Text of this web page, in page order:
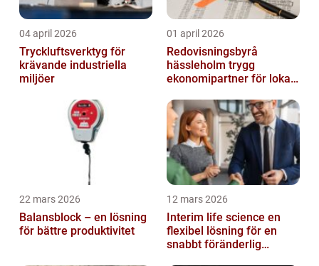
04 april 2026
Tryckluftsverktyg för
krävande industriella
miljöer
01 april 2026
Redovisningsbyrå
hässleholm trygg
ekonomipartner för lokala
22 mars 2026
Balansblock – en lösning
för bättre produktivitet
12 mars 2026
Interim life science en
flexibel lösning för en
snabbt föränderlig